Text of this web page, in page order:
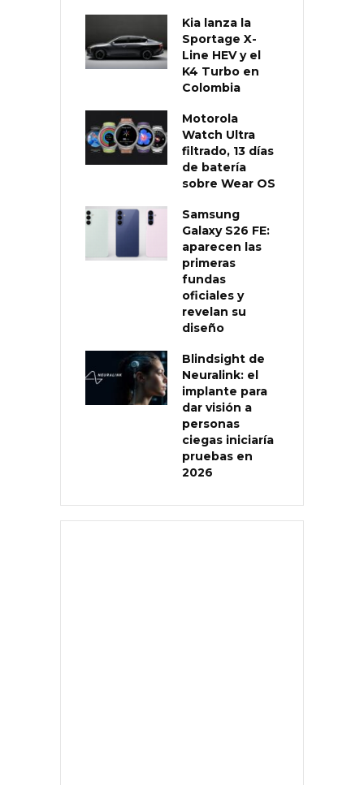
Kia lanza la
Sportage X-
Line HEV y el
K4 Turbo en
Colombia
Motorola
Watch Ultra
filtrado, 13 días
de batería
sobre Wear OS
Samsung
Galaxy S26 FE:
aparecen las
primeras
fundas
oficiales y
revelan su
diseño
Blindsight de
Neuralink: el
implante para
dar visión a
personas
ciegas iniciaría
pruebas en
2026